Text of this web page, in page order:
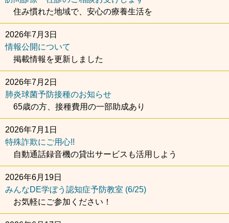
住み慣れた地域で、安心の療養生活を
2026年7月3日
情報公開について
掲載情報を更新しました
2026年7月2日
肺炎球菌予防接種のお知らせ
65歳の方、接種費用の一部助成あり
2026年7月1日
特殊詐欺にご用心!!
自動通話録音機の貸出サービスも活用しよう
2026年6月19日
みんなDE学ぼう認知症予防教室 (6/25)
お気軽にご参加ください！